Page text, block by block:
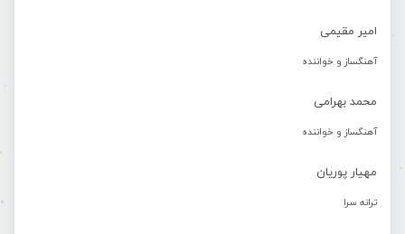
امیر مقیمی
آهنگساز و خواننده
محمد بهرامی
آهنگساز و خواننده
مهیار پوریان
ترانه سرا